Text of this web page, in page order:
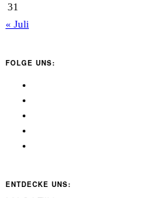
31
« Juli
FOLGE UNS:
ENTDECKE UNS: